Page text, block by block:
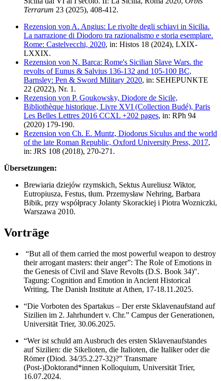
Terrarum 23 (2025), 408-412.
Rezension von A. Angius: Le rivolte degli schiavi in Sicilia.
La narrazione di Diodoro tra razionalismo e storia esemplare.
Rome: Castelvecchi, 2020, in: Histos 18 (2024), LXIX-
LXXIX.
Rezension von N. Barca: Rome's Sicilian Slave Wars. the
revolts of Eunus & Salvius 136-132 and 105-100 BC,
Barnsley: Pen & Sword Military 2020, in: SEHEPUNKTE
22 (2022), Nr. 1.
Rezension von P. Goukowsky, Diodore de Sicile,
Bibliothèque historique, Livre XVI (Collection Budé), Paris
Les Belles Lettres 2016 CCXL +202 pages, in: RPh 94
(2020) 179-190.
Rezension von Ch. E. Muntz, Diodorus Siculus and the world
of the late Roman Republic, Oxford University Press, 2017,
in: JRS 108 (2018), 270-271.
Übersetzungen:
Brewiaria dziejów rzymskich, Sektus Aureliusz Wiktor,
Eutropiusza, Festus, tłum. Przemysław Nehring, Barbara
Bibik, przy współpracy Jolanty Skorackiej i Piotra Wozniczki,
Warszawa 2010.
Vorträge
“But all of them carried the most powerful weapon to destroy
their arrogant masters: their anger”: The Role of Emotions in
the Genesis of Civil and Slave Revolts (D.S. Book 34)".
Tagung: Cognition and Emotion in Ancient Historical
Writing, The Danish Institute at Athen, 17-18.11.2025.
“Die Vorboten des Spartakus – Der erste Sklavenaufstand auf
Sizilien im 2. Jahrhundert v. Chr.” Campus der Generationen,
Universität Trier, 30.06.2025.
“Wer ist schuld am Ausbruch des ersten Sklavenaufstandes
auf Sizilien: die Sikelioten, die Italioten, die Italiker oder die
Römer (Diod. 34/35.2.27-32)?” Transmare
(Post-)Doktorand*innen Kolloquium, Universität Trier,
16.07.2024.